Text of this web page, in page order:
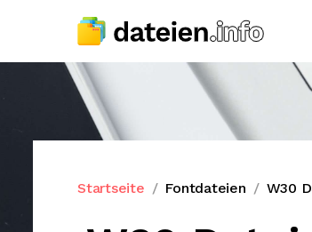
Startseite Fontdateien W30